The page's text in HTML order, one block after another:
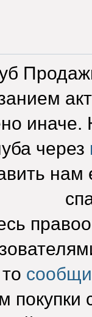
через
нам
покупки